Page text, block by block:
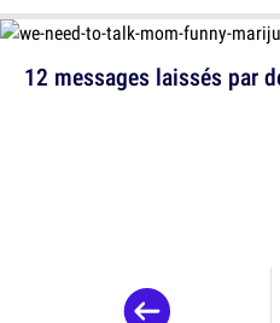
12 messages laissés par